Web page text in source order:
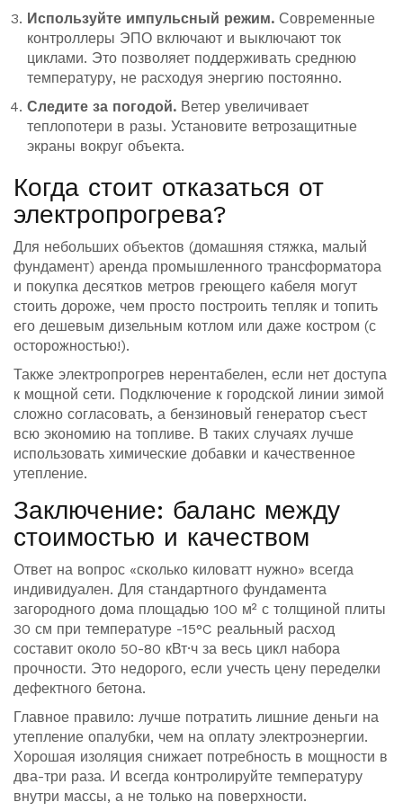
Используйте импульсный режим. Современные
контроллеры ЭПО включают и выключают ток
циклами. Это позволяет поддерживать среднюю
температуру, не расходуя энергию постоянно.
Следите за погодой. Ветер увеличивает
теплопотери в разы. Установите ветрозащитные
экраны вокруг объекта.
Когда стоит отказаться от
электропрогрева?
Для небольших объектов (домашняя стяжка, малый
фундамент) аренда промышленного трансформатора
и покупка десятков метров греющего кабеля могут
стоить дороже, чем просто построить тепляк и топить
его дешевым дизельным котлом или даже костром (с
осторожностью!).
Также электропрогрев нерентабелен, если нет доступа
к мощной сети. Подключение к городской линии зимой
сложно согласовать, а бензиновый генератор съест
всю экономию на топливе. В таких случаях лучше
использовать химические добавки и качественное
утепление.
Заключение: баланс между
стоимостью и качеством
Ответ на вопрос «сколько киловатт нужно» всегда
индивидуален. Для стандартного фундамента
загородного дома площадью 100 м² с толщиной плиты
30 см при температуре -15°C реальный расход
составит около 50-80 кВт·ч за весь цикл набора
прочности. Это недорого, если учесть цену переделки
дефектного бетона.
Главное правило: лучше потратить лишние деньги на
утепление опалубки, чем на оплату электроэнергии.
Хорошая изоляция снижает потребность в мощности в
два-три раза. И всегда контролируйте температуру
внутри массы, а не только на поверхности.